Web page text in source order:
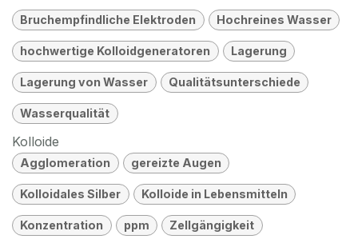
Bruchempfindliche Elektroden Hochreines Wasser
hochwertige Kolloidgeneratoren Lagerung
Lagerung von Wasser Qualitätsunterschiede
Wasserqualität
Kolloide
Agglomeration gereizte Augen
Kolloidales Silber Kolloide in Lebensmitteln
Konzentration ppm Zellgängigkeit